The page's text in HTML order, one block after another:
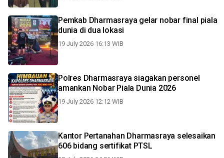
Pemkab Dharmasraya gelar nobar final piala
dunia di dua lokasi
19 July 2026 16:13 WIB
Polres Dharmasraya siagakan personel
amankan Nobar Piala Dunia 2026
19 July 2026 12:12 WIB
Kantor Pertanahan Dharmasraya selesaikan
606 bidang sertifikat PTSL